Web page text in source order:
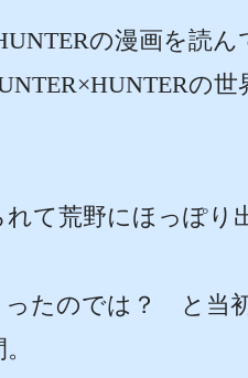
の漫画を読
の
れて荒野にほっぽり
ったのでは？ と当